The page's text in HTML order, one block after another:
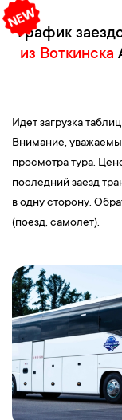
График
из Воткинска
Идет загрузка
Внимание,
просмотра тура.
последний заезд
в одну сторону.
(поезд, самолет).